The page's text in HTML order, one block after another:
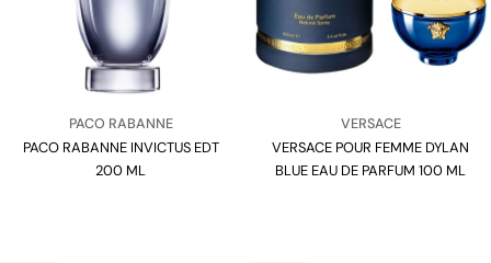
Venditore:
PACO RABANNE
Tipo:
PACO RABANNE INVICTUS EDT
200 ML
Venditore:
VERSACE
Tipo:
VERSACE POUR FEMME DYLAN
BLUE EAU DE PARFUM 100 ML